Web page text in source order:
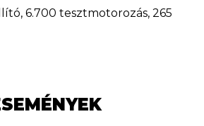
6.700 tesztmotorozás, 265